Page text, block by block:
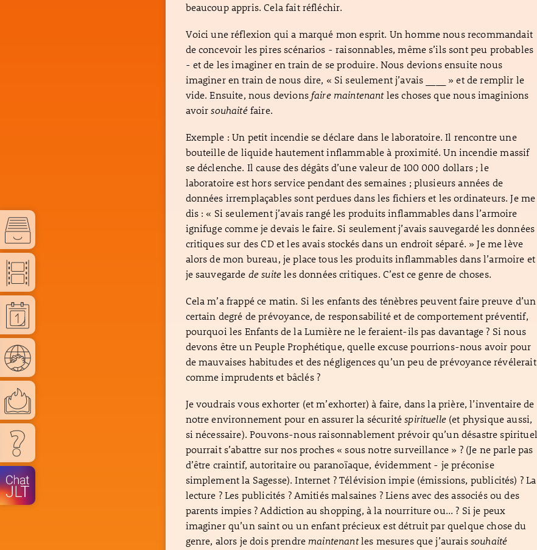
beaucoup appris. Cela fait réfléchir.
Voici une réflexion qui a marqué mon esprit. Un homme nous recommandait
de concevoir les pires scénarios - raisonnables, même s’ils sont peu probables
- et de les imaginer en train de se produire. Nous devions ensuite nous
imaginer en train de nous dire, « Si seulement j’avais ____ » et de remplir le
vide. Ensuite, nous devions faire maintenantles choses que nous imaginions
avoirsouhaitéfaire.
Exemple : Un petit incendie se déclare dans le laboratoire. Il rencontre une
bouteille de liquide hautement inflammable à proximité. Un incendie massif
se déclenche. Il cause des dégâts d’une valeur de 100 000 dollars ; le
laboratoire est hors service pendant des semaines ; plusieurs années de
données irremplaçables sont perdues dans les fichiers et les ordinateurs. Je me
dis : « Si seulement j’avais rangé les produits inflammables dans l’armoire
ignifuge comme je devais le faire. Si seulement j’avais sauvegardé les données
critiques sur des CD et les avais stockés dans un endroit séparé. » Je me lève
alors de mon bureau, je place tous les produits inflammables dans l’armoire et
je sauvegarde de suiteles données critiques. C’est ce genre de choses.
Cela m’a frappé ce matin. Si les enfants des ténèbres peuvent faire preuve d’un
certain degré de prévoyance, de responsabilité et de comportement préventif,
pourquoi les Enfants de la Lumière ne le feraient-ils pas davantage ? Si nous
devons être un Peuple Prophétique, quelle excuse pourrions-nous avoir pour
de mauvaises habitudes et des négligences qu’un peu de prévoyance révélerait
comme imprudents et bâclés ?
Je voudrais vous exhorter (et m’exhorter) à faire, dans la prière, l’inventaire de
notre environnement pour en assurer la sécuritéspirituelle(et physique aussi,
si nécessaire). Pouvons-nous raisonnablement prévoir qu’un désastre spirituel
pourrait s’abattre sur nos proches « sous notre surveillance » ? (Je ne parle pas
d’être craintif, autoritaire ou paranoïaque, évidemment - je préconise
simplement la Sagesse). Internet ? Télévision impie (émissions, publicités) ? La
lecture ? Les publicités ? Amitiés malsaines ? Liens avec des associés ou des
parents impies ? Addiction au shopping, à la nourriture ou... ? Si je peux
imaginer qu’un saint ou un enfant précieux est détruit par quelque chose du
genre, alors je dois prendre maintenantles mesures que j’auraissouhaité